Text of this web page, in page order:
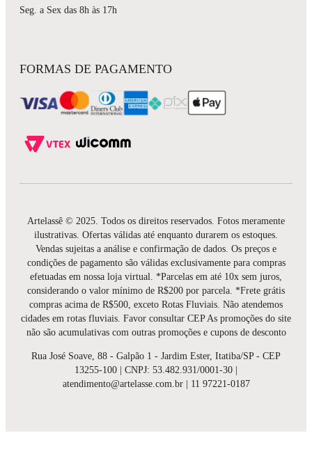
Seg. a Sex das 8h às 17h
FORMAS DE PAGAMENTO
Artelassê © 2025. Todos os direitos reservados. Fotos meramente
ilustrativas. Ofertas válidas até enquanto durarem os estoques.
Vendas sujeitas a análise e confirmação de dados. Os preços e
condições de pagamento são válidas exclusivamente para compras
efetuadas em nossa loja virtual. *Parcelas em até 10x sem juros,
considerando o valor mínimo de R$200 por parcela. *Frete grátis
compras acima de R$500, exceto Rotas Fluviais. Não atendemos
cidades em rotas fluviais. Favor consultar CEP As promoções do site
não são acumulativas com outras promoções e cupons de desconto
Rua José Soave, 88 - Galpão 1 - Jardim Ester, Itatiba/SP - CEP
13255-100 | CNPJ: 53.482.931/0001-30 |
atendimento@artelasse.com.br | 11 97221-0187